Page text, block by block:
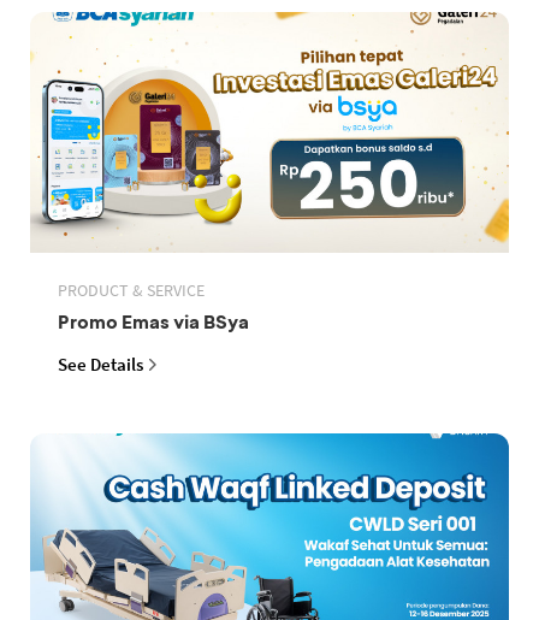
PRODUCT & SERVICE
Promo Emas via BSya
See Details